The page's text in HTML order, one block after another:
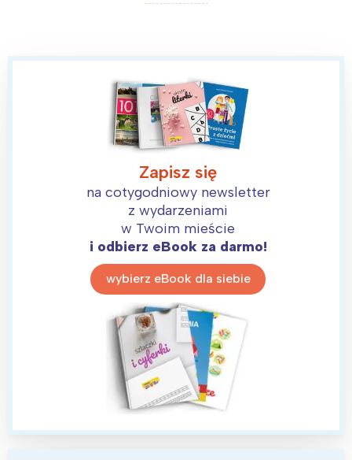
Zapisz się
na cotygodniowy newsletter
z wydarzeniami
w Twoim mieście
i odbierz eBook za darmo!
wybierz eBook dla siebie
Interesują mnie wydarzenia z